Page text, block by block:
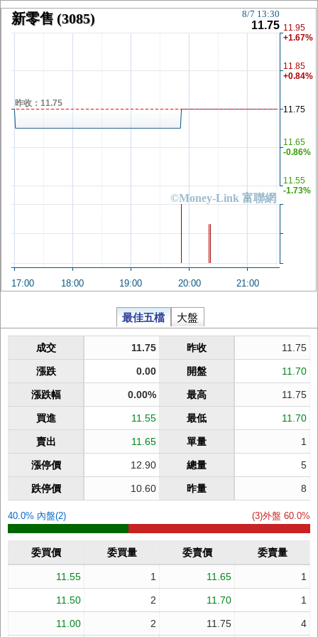
新零售 (3085)
©Money-Link 富聯網
8/7 13:30
11.75
昨收：11.75
17:00 18:00 19:00 20:00 21:00
11.55
-1.73%
11.65
-0.86%
11.75
11.85
+0.84%
11.95
+1.67%
最佳五檔 大盤
成交 11.75 昨收 11.75
漲跌 0.00 開盤 11.70
漲跌幅 0.00% 最高 11.75
買進 11.55 最低 11.70
賣出 11.65 單量 1
漲停價 12.90 總量 5
跌停價 10.60 昨量 8
40.0% 內盤(2) (3)外盤 60.0%
委買價 委買量 委賣價 委賣量
11.55 1 11.65 1
11.50 2 11.70 1
11.00 2 11.75 4